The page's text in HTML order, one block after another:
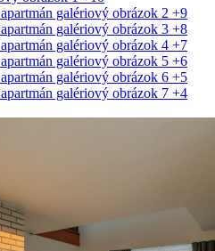
+9
+8
+7
+6
+5
+4